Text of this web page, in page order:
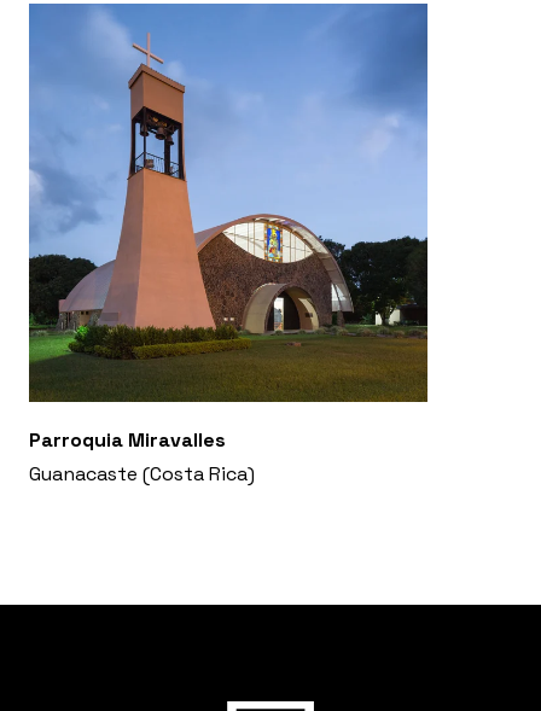
Parroquia Miravalles
Guanacaste (Costa Rica)